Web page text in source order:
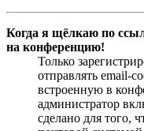
Когда я щёлкаю по
на конференцию!
Только
отправлять email-
встроенную в
администратор
сделано для того,